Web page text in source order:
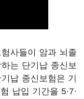
사들이 암과 뇌졸
는 단기납 종신보
납 종신보험은 기
납입 기간을 5·7·